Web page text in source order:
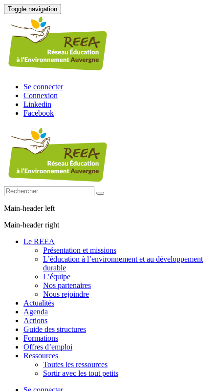
Toggle navigation
Se connecter
Connexion
Linkedin
Facebook
Main-header left
Main-header right
Le REEA
Présentation et missions
L’éducation à l’environnement et au développement
durable
L’équipe
Nos partenaires
Nous rejoindre
Actualités
Agenda
Actions
Guide des structures
Formations
Offres d’emploi
Ressources
Toutes les ressources
Sortir avec les tout petits